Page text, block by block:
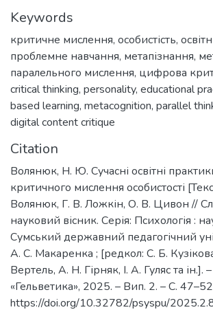
Keywords
критичне мислення, особистість,
проблемне навчання, метапізнання,
паралельного мислення, цифрова
critical thinking, personality, educational
based learning, metacognition, parallel
digital content critique
Citation
Волянюк, Н. Ю. Сучасні освітні
критичного мислення особистості
Волянюк, Г. В. Ложкін, О. В. Цивон //
науковий вісник. Серія: Психологія :
Сумський державний педагогічний
А. С. Макаренка ; [редкол: С. Б.
Вертель, А. Н. Гірняк, І. А. Гуляс та
«Гельветика», 2025. – Вип. 2. – С.
https://doi.org/10.32782/psyspu/